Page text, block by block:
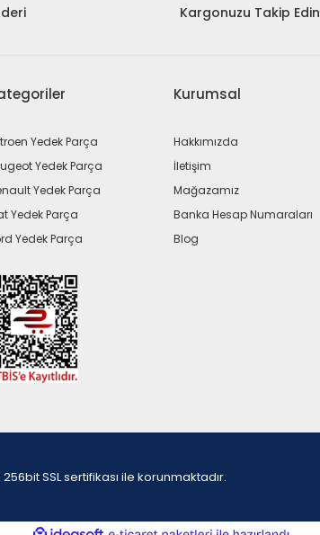
Kargonuzu Takip Edin
Yedek Parça
Yedek Parça
Yedek Parça
Yedek Parça
Yedek Parça
Kurumsal
Hakkımızda
İletişim
Mağazamız
Banka Hesap Numaraları
Blog
SSL sertifikası ile korunmaktadır.